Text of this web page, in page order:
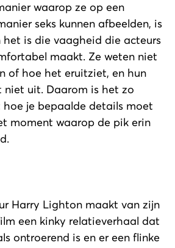
waarop ze op een
seks kunnen afbeelden, is
het is die vaagheid die acteurs
maakt. Ze weten niet
of hoe het eruitziet, en hun
niet uit. Daarom is het zo
je bepaalde details moet
moment waarop de pik erin
Harry Lighton maakt van zijn
een kinky relatieverhaal dat
ontroerend is en er een flinke